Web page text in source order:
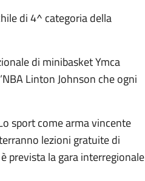
di 4^ categoria della
di minibasket Ymca
Linton Johnson che ogni
sport come arma vincente
lezioni gratuite di
prevista la gara interregionale